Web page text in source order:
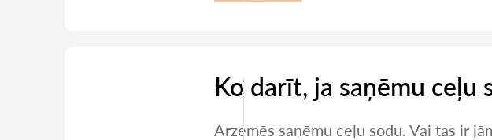
Ko darīt, ja saņēmu ceļu
Ārzemēs saņēmu ceļu sodu. Vai tas ir